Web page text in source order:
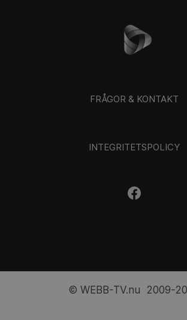
FRÅGOR & KONTAKT
INTEGRITETSPOLICY
© WEBB-TV.nu 2009-